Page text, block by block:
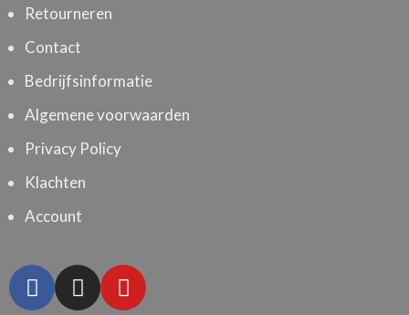
Retourneren
Contact
Bedrijfsinformatie
Algemene voorwaarden
Privacy Policy
Klachten
Account